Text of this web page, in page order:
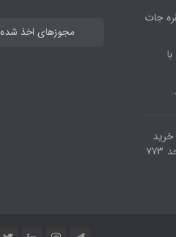
جات
خرید
مجوزهای اخذ شده